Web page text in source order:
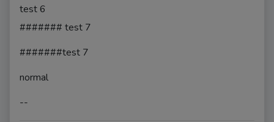
test 6
####### test 7
#######test 7
normal
--